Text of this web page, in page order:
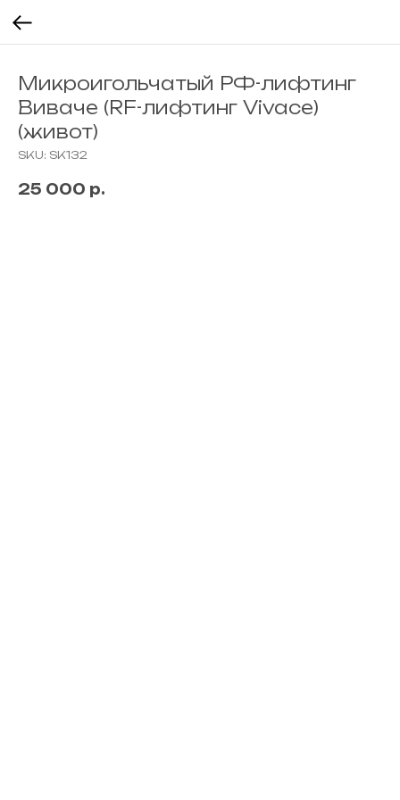
Микроигольчатый РФ-лифтинг
Виваче (RF-лифтинг Vivace)
(живот)
SKU: SK132
25 000 р.